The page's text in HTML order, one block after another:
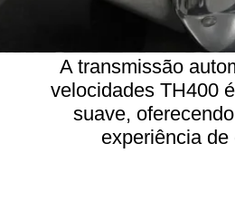
A transmissão
velocidades TH400
suave,
experiência de